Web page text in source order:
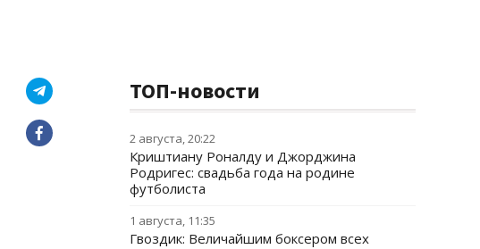
ТОП-новости
2 августа, 20:22
Криштиану Роналду и Джорджина
Родригес: свадьба года на родине
футболиста
1 августа, 11:35
Гвоздик: Величайшим боксером всех